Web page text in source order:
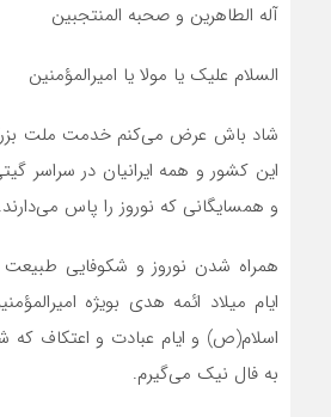
آله الطاهرین و صحبه المنتجبین
السلام علیک یا مولا یا امیرالمؤمنین
شاد باش عرض می‌کنم خدمت ملت
این کشور و همه ایرانیان در سراسر
و همسایگانی که نوروز را پاس می‌دارند.
همراه شدن نوروز و شکوفایی طبیعت
ایام میلاد ائمه هدی بویژه
اسلام(ص) و ایام عبادت و اعتکاف که
به فال نیک می‌گیرم.